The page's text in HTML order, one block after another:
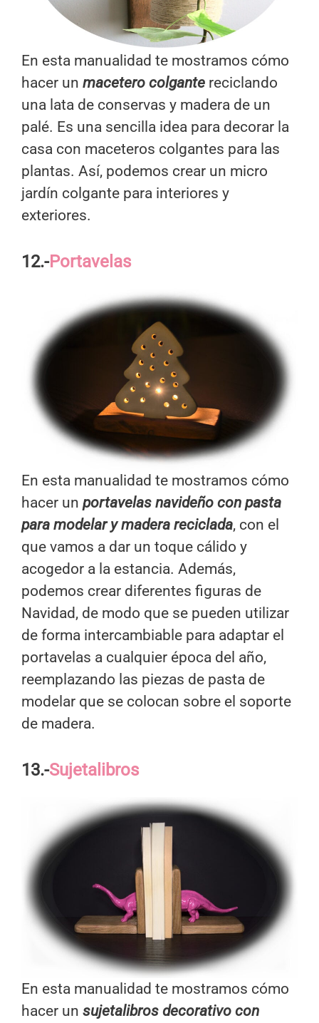
En esta manualidad te mostramos cómo
hacer un macetero colgante reciclando
una lata de conservas y madera de un
palé. Es una sencilla idea para decorar la
casa con maceteros colgantes para las
plantas. Así, podemos crear un micro
jardín colgante para interiores y
exteriores.
12.-Portavelas
En esta manualidad te mostramos cómo
hacer un portavelas navideño con pasta
para modelar y madera reciclada, con el
que vamos a dar un toque cálido y
acogedor a la estancia. Además,
podemos crear diferentes figuras de
Navidad, de modo que se pueden utilizar
de forma intercambiable para adaptar el
portavelas a cualquier época del año,
reemplazando las piezas de pasta de
modelar que se colocan sobre el soporte
de madera.
13.-Sujetalibros
En esta manualidad te mostramos cómo
hacer un sujetalibros decorativo con